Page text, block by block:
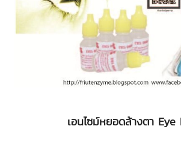
เอนไซม์หยอดล้างตา Eye